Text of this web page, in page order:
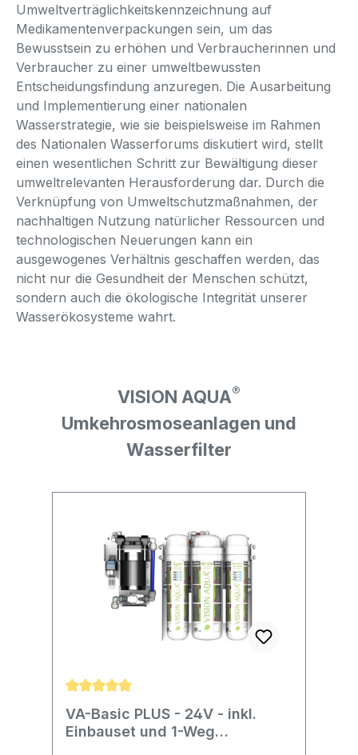
Umweltverträglichkeitskennzeichnung auf
Medikamentenverpackungen sein, um das
Bewusstsein zu erhöhen und Verbraucherinnen und
Verbraucher zu einer umweltbewussten
Entscheidungsfindung anzuregen. Die Ausarbeitung
und Implementierung einer nationalen
Wasserstrategie, wie sie beispielsweise im Rahmen
des Nationalen Wasserforums diskutiert wird, stellt
einen wesentlichen Schritt zur Bewältigung dieser
umweltrelevanten Herausforderung dar. Durch die
Verknüpfung von Umweltschutzmaßnahmen, der
nachhaltigen Nutzung natürlicher Ressourcen und
technologischen Neuerungen kann ein
ausgewogenes Verhältnis geschaffen werden, das
nicht nur die Gesundheit der Menschen schützt,
sondern auch die ökologische Integrität unserer
Wasserökosysteme wahrt.
VISION AQUA®
Umkehrosmoseanlagen und
Wasserfilter
Durchschnittliche Bewertung von 5 von 5
VA-Basic PLUS - 24V - inkl.
Einbauset und 1-Weg